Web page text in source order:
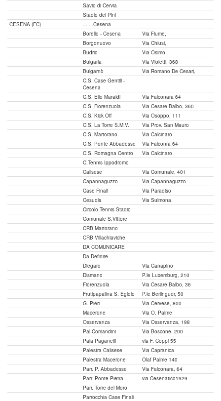
Savio di Cervia
Stadio dei Pini
CESENA (FC)
.......Cesena
Borello - Cesena
Via Fiume,
Borgonuovo
Via Chiusi,
Budrio
Via Osimo
Bulgaria
Via Violetti, 368
Bulgarnò
Via Romano De Cesari,
C.S. Case Gentili -
Cesena
C.S. Elio Maraldi
Via Falconara 64
C.S. Fiorenzuola
Via Cesare Balbo, 360
C.S. Kick Off
Via Osoppo, 111
C.S. La Torre S.M.V.
Via Prov. San Mauro
C.S. Martorano
Via Calcinaro
C.S. Ponte Abbadesse
Via Falconra 64
C.S. Romagna Centro
Via Calcinaro
C.Tennis Ippodromo
Calisese
Via Comunale, 401
Capannaguzzo
Via Capannaguzzo
Case Finali
Via Paradiso
Cesuola
Via Sulmona
Circolo Tennis Stadio
Comunale S.Vittore
CRB Martorano
CRB Villachiaviche
DA COMUNICARE
Da Definire
Diegaro
Via Canapino
Dismano
P.le Luxemburg, 210
Fiorenzuola
Via Cesare Balbo, 36
Frutipapalina S. Egidio
P.le Berlinguer, 50
G. Pieri
Via Cervese, 800
Macerone
Via O. Palme
Osservanza
Via Osservanza, 198
Pal Comandini
Via Boscone, 200
Pala Paganelli
via F. Coppi 55
Palestra Calisese
Via Capranica
Palestra Macerone
Olaf Palme 140
Parr. P. Abbadesse
Via Falconara, 64
Parr. Ponte Pietra
via Cesenatico1929
Parr. Torre del Moro
Parrocchia Case Finali